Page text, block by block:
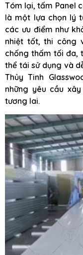
Tóm lại, tấm Panel
là một lựa chọn lý
các ưu điểm như
nhiệt tốt, thi công
chống thấm tối đa,
thể tái sử dụng và
Thủy Tinh
những yêu cầu
tương lai.